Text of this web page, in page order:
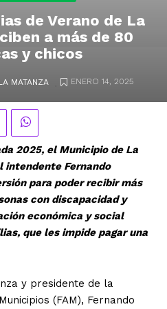
de Verano de La
a más de 80
y chicos
MATANZA ENERO 14, 2025
2025, el Municipio de La
intendente Fernando
para poder recibir más
con discapacidad y
económica y social
que les impide pagar una
y presidente de la
(FAM), Fernando